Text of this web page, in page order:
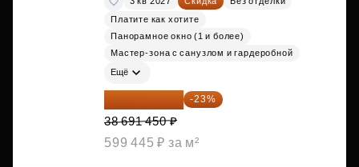
Платите как хотите
Панорамное окно (1 и более)
Мастер-зона с санузлом и гардеробной
Ещё
29 792 417 ₽ -23%
38 691 450 ₽
599 445 ₽ за м²